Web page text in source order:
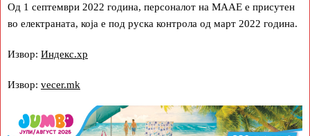
Од 1 септември 2022 година, персоналот на МААЕ е присутен
во електраната, која е под руска контрола од март 2022 година.
Извор: Индекс.хр
Извор: vecer.mk